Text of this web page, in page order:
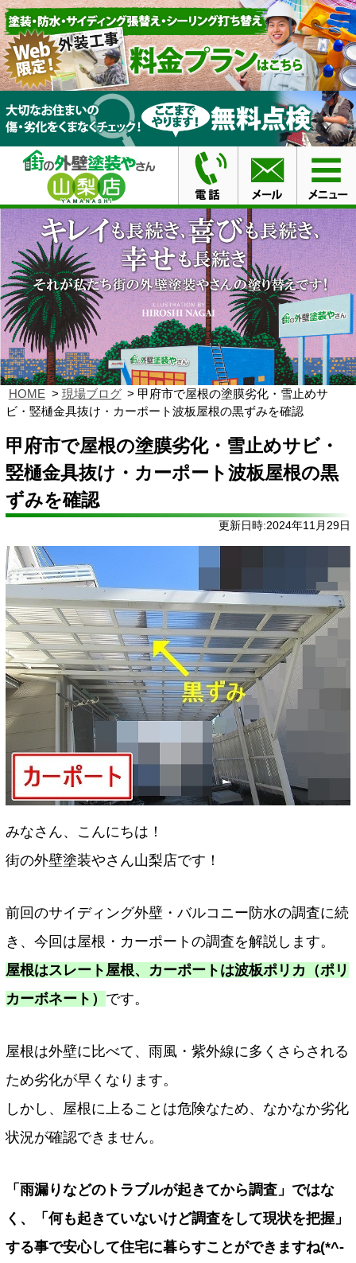
HOME 現場ブログ
甲府市で屋根の塗膜劣化・雪止めサ
ビ・竪樋金具抜け・カーポート波板屋根の黒ずみを確認
甲府市で屋根の塗膜劣化・雪止めサビ・
竪樋金具抜け・カーポート波板屋根の黒
ずみを確認
更新日時:2024年11月29日
みなさん、こんにちは！
街の外壁塗装やさん山梨店です！
前回のサイディング外壁・バルコニー防水の調査に続
き、今回は屋根・カーポートの調査を解説します。
屋根はスレート屋根、カーポートは波板ポリカ（ポリ
カーボネート） です。
屋根は外壁に比べて、雨風・紫外線に多くさらされる
ため劣化が早くなります。
しかし、屋根に上ることは危険なため、なかなか劣化
状況が確認できません。
「雨漏りなどのトラブルが起きてから調査」ではな
く、「何も起きていないけど調査をして現状を把握」
する事で安心して住宅に暮らすことができますね(*^-